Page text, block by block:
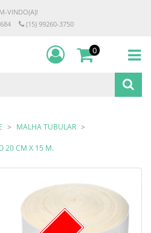
VINDO(A)!
(15) 99260-3750
0
MALHA TUBULAR
20 CM X 15 M.